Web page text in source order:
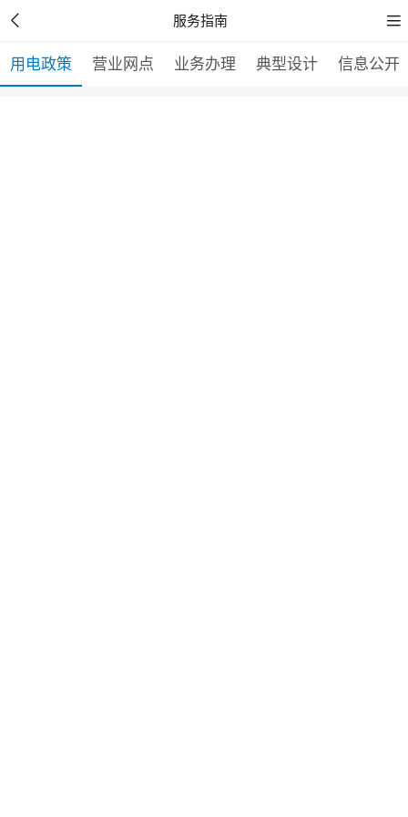
 服务指南 
用电政策 营业网点 业务办理 典型设计 信息公开